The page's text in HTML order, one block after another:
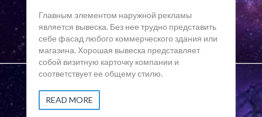
Главным элементом наружной рекламы
является вывеска. Без нее трудно представить
себе фасад любого коммерческого здания или
магазина. Хорошая вывеска представляет
собой визитную карточку компании и
соответствует ее общему стилю.
READ MORE